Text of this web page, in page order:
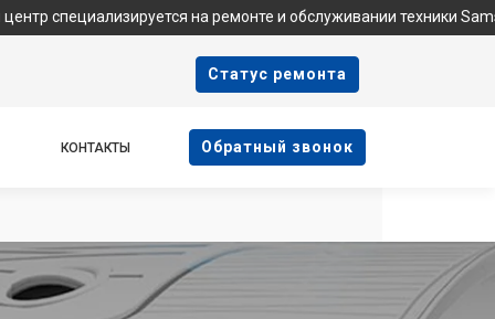
на ремонте и обслуживании техники Samsung. Мы
Cтатус ремонта
КОНТАКТЫ Oбратный звонок